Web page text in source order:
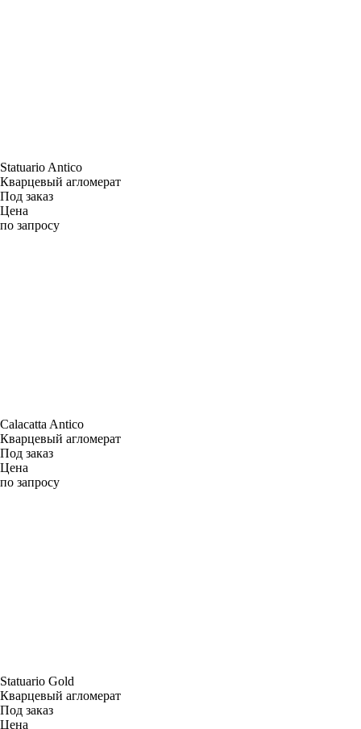
Statuario Antico
Кварцевый агломерат
Под заказ
Цена
по запросу
Calacatta Antico
Кварцевый агломерат
Под заказ
Цена
по запросу
Statuario Gold
Кварцевый агломерат
Под заказ
Цена